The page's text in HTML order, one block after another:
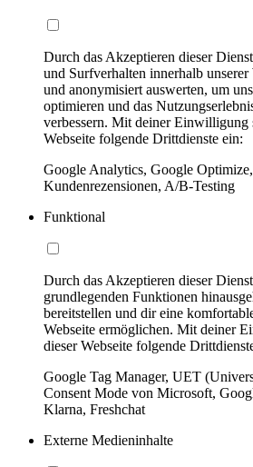
Durch das Akzeptieren dieser
und Surfverhalten innerhalb
und anonymisiert auswerten, um
optimieren und das
verbessern. Mit deiner Einwilligung
Webseite folgende Drittdienste ein:
Google Analytics, Google
Kundenrezensionen, A/B-Testing
Funktional
Durch das Akzeptieren dieser
grundlegenden Funktionen
bereitstellen und dir eine
Webseite ermöglichen. Mit deiner
dieser Webseite folgende
Google Tag Manager, UET
Consent Mode von Microsoft,
Klarna, Freshchat
Externe Medieninhalte